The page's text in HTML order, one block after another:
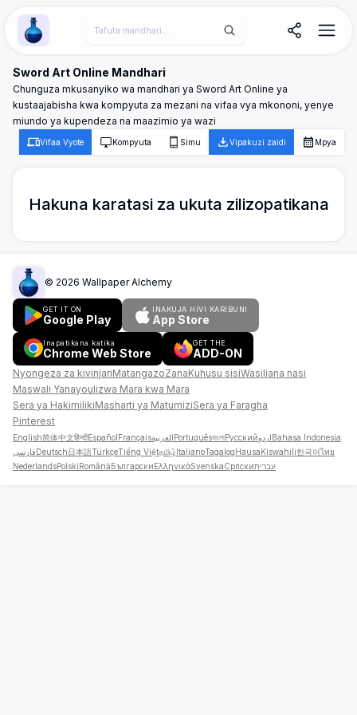
Wallpaper Alchemy
Sword Art Online Mandhari
Chunguza mkusanyiko wa mandhari ya Sword Art Online ya
kustaajabisha kwa kompyuta za mezani na vifaa vya mkononi, yenye
miundo ya kupendeza na maazimio ya wazi
Vifaa Vyote Kompyuta Simu Vipakuzi zaidi Mpya
Hakuna karatasi za ukuta zilizopatikana
© 2026 Wallpaper Alchemy
GET IT ON
Google Play
INAKUJA HIVI KARIBUNI
App Store
Inapatikana katika
Chrome Web Store
GET THE
ADD-ON
Nyongeza za kivinjariMatangazoZanaKuhusu sisiWasiliana nasi
Maswali Yanayoulizwa Mara kwa Mara
Sera ya HakimilikiMasharti ya MatumiziSera ya Faragha
Pinterest
English简体中文हिन्दीEspañolFrançaisالعربيةPortuguêsবাংলাРусскийاردوBahasa Indonesia
فارسیDeutsch日本語TürkçeTiếng Việtதமிழ்ItalianoTagalogHausaKiswahili한국어ไทย
NederlandsPolskiRomânăБългарскиΕλληνικάSvenskaСрпскиעברית